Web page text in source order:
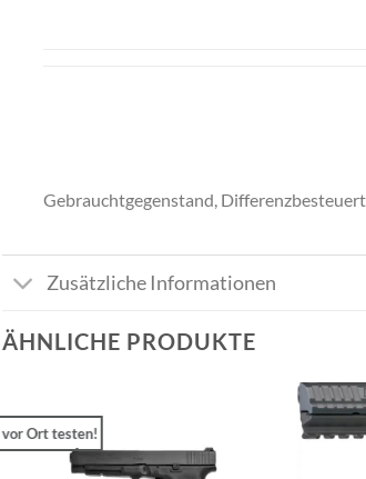
Gebrauchtgegenstand, Differenzbesteuert
Zusätzliche Informationen
ÄHNLICHE PRODUKTE
vor Ort testen!